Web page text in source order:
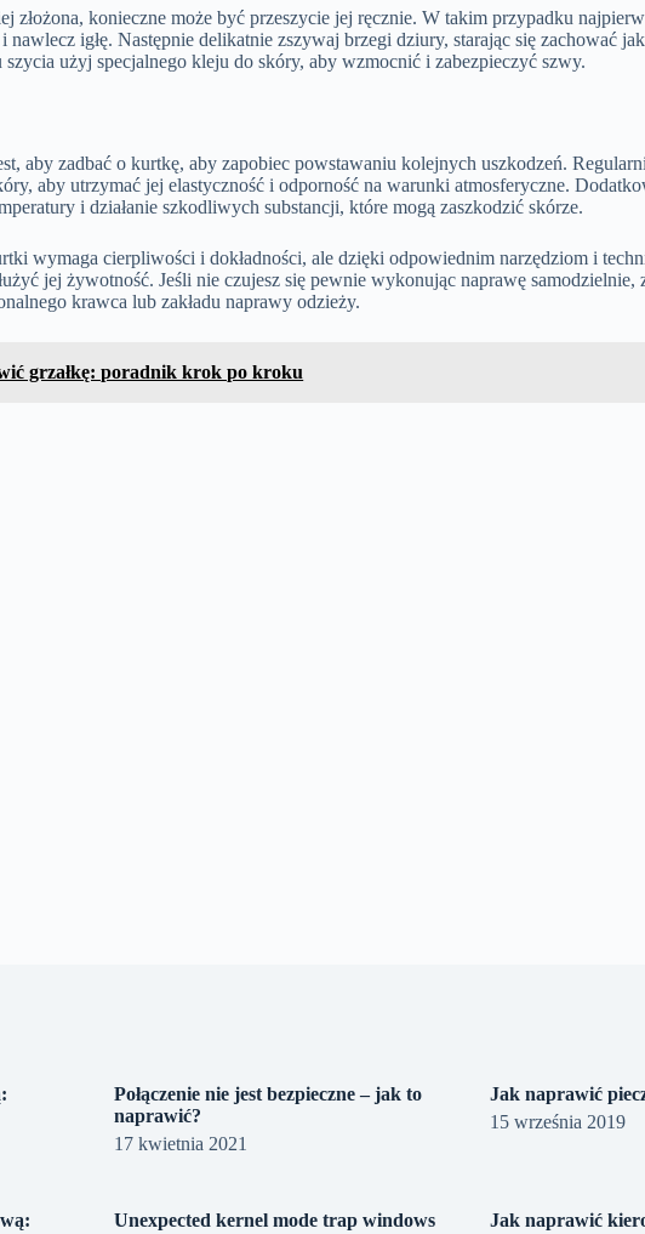
złożona, konieczne może być przeszycie jej ręcznie. W takim przypadku
nawlecz igłę. Następnie delikatnie zszywaj brzegi dziury, starając się zachować
użyj specjalnego kleju do skóry, aby wzmocnić i zabezpieczyć szwy.
aby zadbać o kurtkę, aby zapobiec powstawaniu kolejnych uszkodzeń.
aby utrzymać jej elastyczność i odporność na warunki atmosferyczne.
i działanie szkodliwych substancji, które mogą zaszkodzić skórze.
wymaga cierpliwości i dokładności, ale dzięki odpowiednim narzędziom i
jej żywotność. Jeśli nie czujesz się pewnie wykonując naprawę samodzielnie,
krawca lub zakładu naprawy odzieży.
grzałkę: poradnik krok po kroku
Połączenie nie jest bezpieczne – jak to
naprawić?
17 kwietnia 2021
Jak naprawić
15 września 2019
Unexpected kernel mode trap windows
Jak naprawić